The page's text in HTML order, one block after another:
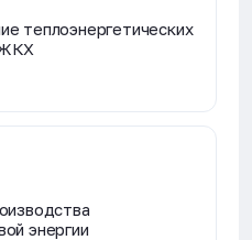
теплоэнергетических
ЖКХ
энергии